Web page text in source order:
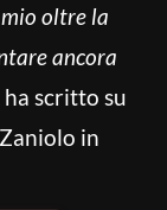
oltre la
ancora
ha scritto su
in